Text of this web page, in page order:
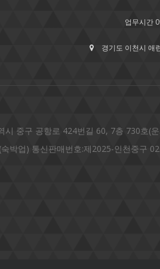
업무시간
경기도 이천시 애
시 중구 공항로 424번길 60, 7층 730호
박업) 통신판매번호:제2025-인천중구